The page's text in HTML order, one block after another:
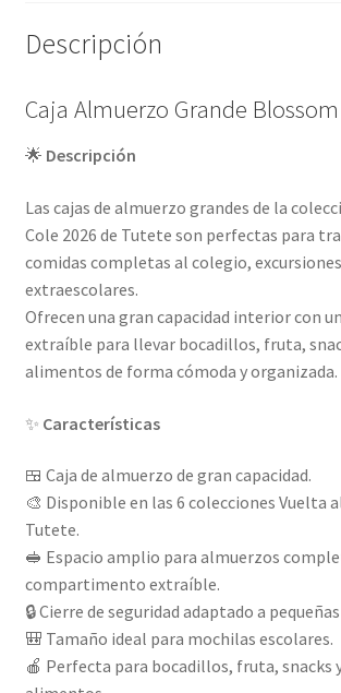
Descripción
Caja Almuerzo Grande
🌟 Descripción
Las cajas de almuerzo grandes de la
Cole 2026 de Tutete son perfectas para
comidas completas al colegio,
extraescolares.
Ofrecen una gran capacidad interior con
extraíble para llevar bocadillos, fruta,
alimentos de forma cómoda y organizada.
✨ Características
🍱 Caja de almuerzo de gran capacidad.
🎨 Disponible en las 6 colecciones Vuelta
Tutete.
🥪 Espacio amplio para almuerzos
compartimento extraíble.
🔒 Cierre de seguridad adaptado a
🎒 Tamaño ideal para mochilas escolares.
🍎 Perfecta para bocadillos, fruta, snacks